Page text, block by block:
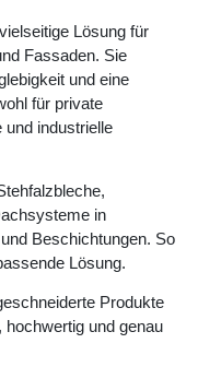
Lösung für
Fassaden. Sie
und eine
für private
und industrielle
in
Beschichtungen. So
Lösung.
Produkte
und genau